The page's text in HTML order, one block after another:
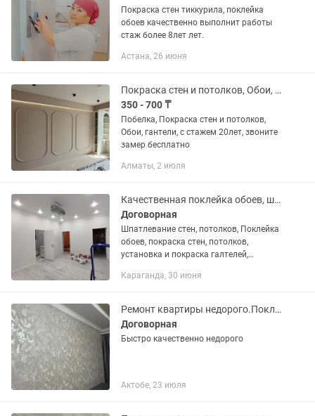
Покраска стен тиккурила, поклейка
обоев качественно выполнит работы
стаж более 8лет лет.
Астана, 26 июня
Покраска стен и потолков, Обои, галтели
350 - 700 ₸
Побелка, Покраска стен и потолков,
Обои, гантели, с стажем 20лет, звоните
замер бесплатно
Алматы, 2 июля
Качественная поклейка обоев, шпаклевание и покраска стен.
Договорная
Шпатлевание стен, потолков, Поклейка
обоев, покраска стен, потолков,
установка и покраска галтелей,
линолеума.
Караганда, 30 июня
Ремонт квартиры недорого.Поклейка обоев багет.покраска стен т.д
Договорная
Быстро качественно недорого
Актобе, 23 июля